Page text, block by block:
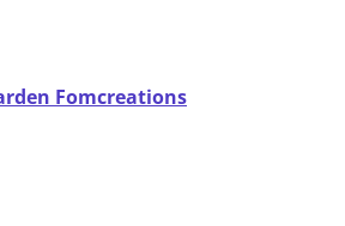
Fomcreations